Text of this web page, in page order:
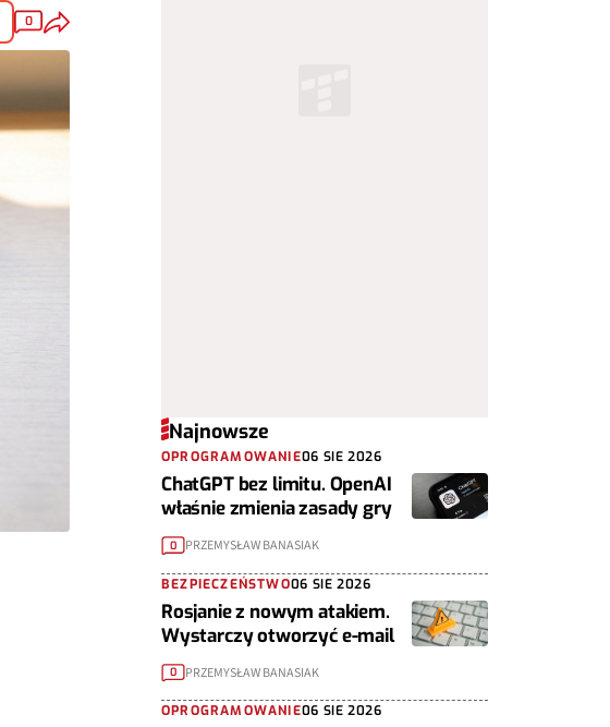
0
Najnowsze
OPROGRAMOWANIE06 SIE 2026
ChatGPT bez limitu. OpenAI
właśnie zmienia zasady gry
0 PRZEMYSŁAW BANASIAK
BEZPIECZEŃSTWO06 SIE 2026
Rosjanie z nowym atakiem.
Wystarczy otworzyć e-mail
0 PRZEMYSŁAW BANASIAK
OPROGRAMOWANIE06 SIE 2026